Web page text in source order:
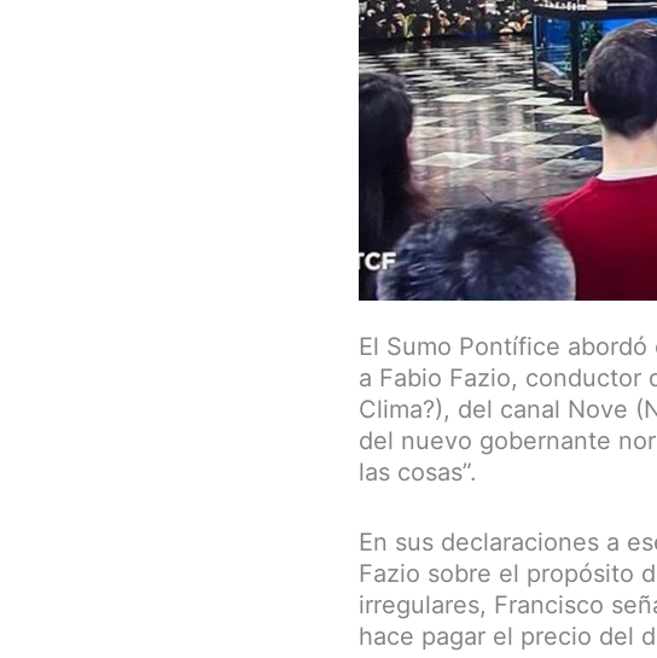
El Sumo Pontífice
a Fabio Fazio, conductor
Clima?), del canal Nove
del nuevo gobernante
las cosas”.
En sus declaraciones a
Fazio sobre el propósito
irregulares, Francisco
hace pagar el precio del